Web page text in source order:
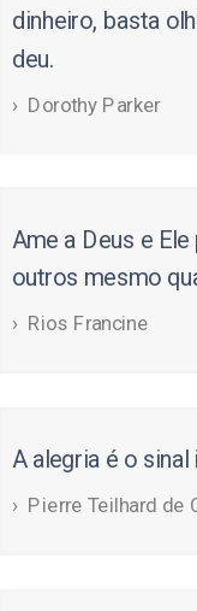
dinheiro, basta
deu.
Dorothy Parker
Ame a Deus e
outros mesmo
Rios Francine
A alegria é o
Pierre Teilhard de